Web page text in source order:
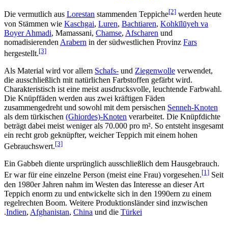
Die vermutlich aus Lorestan stammenden Teppiche[2] werden heute
von Stämmen wie Kaschgai, Luren, Bachtiaren, Kohkīlūyeh va
Boyer Ahmadi, Mamassani, Chamse, Afscharen und
nomadisierenden Arabern in der südwestlichen Provinz Fars
hergestellt.[3]
Als Material wird vor allem Schafs- und Ziegenwolle verwendet,
die ausschließlich mit natürlichen Farbstoffen gefärbt wird.
Charakteristisch ist eine meist ausdrucksvolle, leuchtende Farbwahl.
Die Knüpffäden werden aus zwei kräftigen Fäden
zusammengedreht und sowohl mit dem persischen Senneh-Knoten
als dem türkischen (Ghiordes)-Knoten verarbeitet. Die Knüpfdichte
beträgt dabei meist weniger als 70.000 pro m². So entsteht insgesamt
ein recht grob geknüpfter, weicher Teppich mit einem hohen
Gebrauchswert.[3]
Ein Gabbeh diente ursprünglich ausschließlich dem Hausgebrauch.
Er war für eine einzelne Person (meist eine Frau) vorgesehen.[1] Seit
den 1980er Jahren nahm im Westen das Interesse an dieser Art
Teppich enorm zu und entwickelte sich in den 1990ern zu einem
regelrechten Boom. Weitere Produktionsländer sind inzwischen
Indien, Afghanistan, China und die Türkei
.